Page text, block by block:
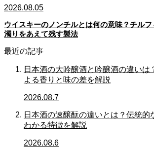
2026.08.05
ウイスキーのノンチルとは何の意味？チル
濁りをあえて残す製法
最近の記事
日本酒の大吟醸酒と吟醸酒の違いは
よる香りと味の差を解説
2026.08.7
日本酒の速醸酛の違いとは？伝統的
わかる特徴を解説
2026.08.6